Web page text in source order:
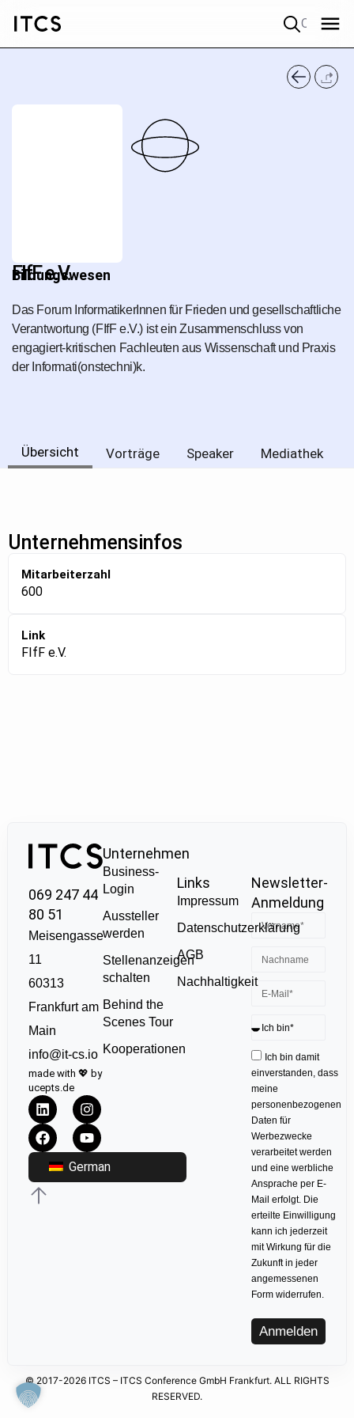
FIfF e.V.
Bildungswesen
Das Forum InformatikerInnen für Frieden und gesellschaftliche
Verantwortung (FIfF e.V.) ist ein Zusammenschluss von
engagiert-kritischen Fachleuten aus Wissenschaft und Praxis
der Informati(onstechni)k.
Übersicht Vorträge Speaker Mediathek
Unternehmensinfos
Mitarbeiterzahl
600
Link
FIfF e.V.
069 247 44
80 51
Meisengasse
11
60313
Frankfurt am
Main
info@it-cs.io
made with 💖 by
ucepts.de
German
Unternehmen
Business-
Login
Aussteller
werden
Stellenanzeigen
schalten
Behind the
Scenes Tour
Kooperationen
Links
Impressum
Datenschutzerklärung
AGB
Nachhaltigkeit
Newsletter-
Anmeldung
Ich bin damit
einverstanden, dass
meine
personenbezogenen
Daten für
Werbezwecke
verarbeitet werden
und eine werbliche
Ansprache per E-
Mail erfolgt. Die
erteilte Einwilligung
kann ich jederzeit
mit Wirkung für die
Zukunft in jeder
angemessenen
Form widerrufen.
Anmelden
© 2017-2026 ITCS – ITCS Conference GmbH Frankfurt. ALL RIGHTS
RESERVED.